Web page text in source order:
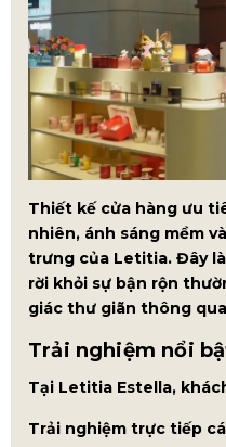
Thiết kế cửa hàng ưu
nhiên, ánh sáng mềm
trưng của Letitia. Đây
rời khỏi sự bận rộn
giác thư giãn thông
Trải nghiệm nổi
Tại Letitia Estella,
Trải nghiệm trực tiếp